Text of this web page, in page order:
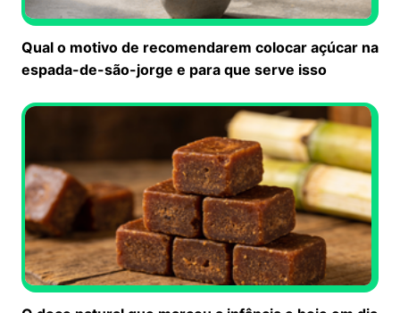
Qual o motivo de recomendarem colocar açúcar na
espada-de-são-jorge e para que serve isso